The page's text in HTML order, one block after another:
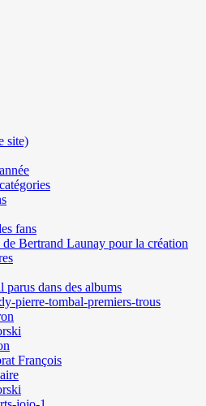
site)
fans
de Bertrand Launay pour la création
parus dans des albums
pierre-tombal-premiers-trous
François